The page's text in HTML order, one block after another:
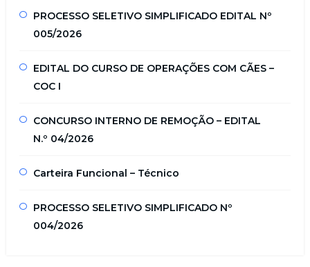
PROCESSO SELETIVO SIMPLIFICADO EDITAL Nº
005/2026
EDITAL DO CURSO DE OPERAÇÕES COM CÃES –
COC I
CONCURSO INTERNO DE REMOÇÃO – EDITAL
N.º 04/2026
Carteira Funcional – Técnico
PROCESSO SELETIVO SIMPLIFICADO Nº
004/2026